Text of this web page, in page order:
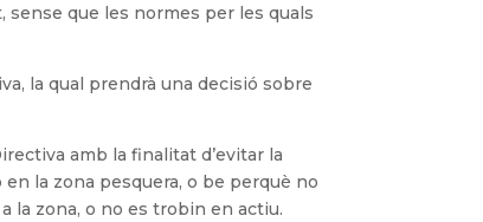
sense que les normes per les quals
la qual prendrà una decisió sobre
amb la finalitat d’evitar la
la zona pesquera, o be perquè no
la zona, o no es trobin en actiu.